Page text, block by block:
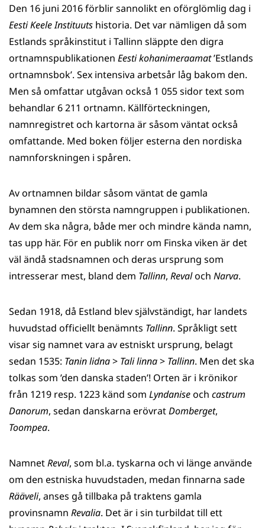
WhatsAppFacebook
TwitterLinkedIn
Den 16 juni 2016 förblir sannolikt en oförglömlig dag i
Eesti Keele Instituuts historia. Det var nämligen då som
Estlands språkinstitut i Tallinn släppte den digra
ortnamnspublikationen Eestikohanimeraamat’Estlands
ortnamnsbok’. Sex intensiva arbetsår låg bakom den.
Men så omfattar utgåvan också 1 055 sidor text som
behandlar 6 211 ortnamn. Källförteckningen,
namnregistret och kartorna är såsom väntat också
omfattande. Med boken följer esterna den nordiska
namnforskningen i spåren.
Av ortnamnen bildar såsom väntat de gamla
bynamnen den största namngruppen i publikationen.
Av dem ska några, både mer och mindre kända namn,
tas upp här. För en publik norr om Finska viken är det
väl ändå stadsnamnen och deras ursprung som
intresserar mest, bland dem Tallinn, Revaloch Narva.
Sedan 1918, då Estland blev självständigt, har landets
huvudstad officiellt benämnts Tallinn. Språkligt sett
visar sig namnet vara av estniskt ursprung, belagt
sedan 1535: Taninlidna> Tali linna> Tallinn. Men det ska
tolkas som ’den danska staden’! Orten är i krönikor
från 1219 resp. 1223 känd som Lyndaniseoch castrum
Danorum, sedan danskarna erövratDomberget,
Toompea.
NamnetReval, som bl.a. tyskarna och vi länge använde
om den estniska huvudstaden, medan finnarna sade
Rääveli, anses gå tillbaka på traktens gamla
provinsnamn Revalia. Det är i sin turbildat till ett